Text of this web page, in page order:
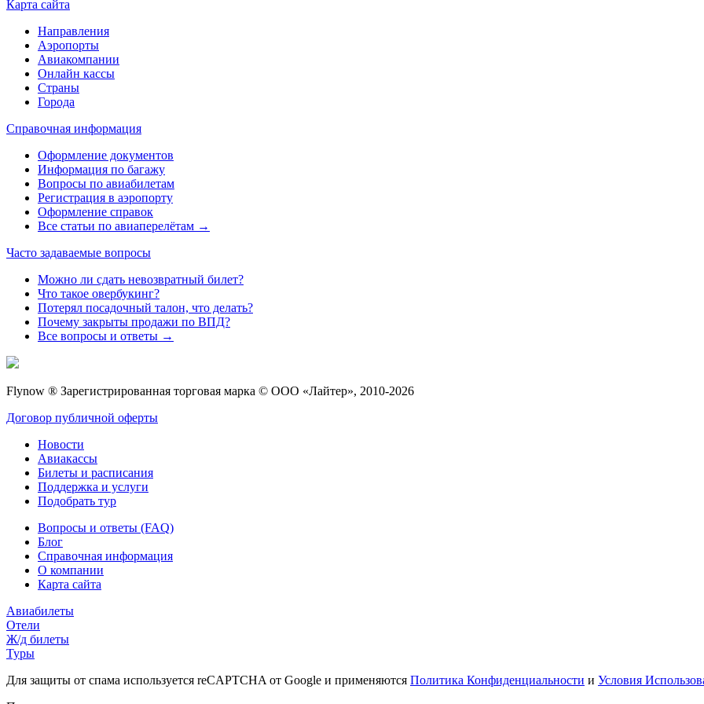
Карта сайта
Направления
Аэропорты
Авиакомпании
Онлайн кассы
Страны
Города
Справочная информация
Оформление документов
Информация по багажу
Вопросы по авиабилетам
Регистрация в аэропорту
Оформление справок
Все статьи по авиаперелётам →
Часто задаваемые вопросы
Можно ли сдать невозвратный билет?
Что такое овербукинг?
Потерял посадочный талон, что делать?
Почему закрыты продажи по ВПД?
Все вопросы и ответы →
Flynow ® Зарегистрированная торговая марка © ООО «Лайтер», 2010-2026
Договор публичной оферты
Новости
Авиакассы
Билеты и расписания
Поддержка и услуги
Подобрать тур
Вопросы и ответы (FAQ)
Блог
Справочная информация
О компании
Карта сайта
Авиабилеты
Отели
Ж/д билеты
Туры
Для защиты от спама используется reCAPTCHA от Google и применяются Политика Конфиденциальности и Условия